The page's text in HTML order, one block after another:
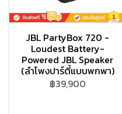
JBL PartyBox 720 -
Loudest Battery-
Powered JBL Speaker
(ลำโพงปาร์ตี้แบบพกพา)
฿39,900